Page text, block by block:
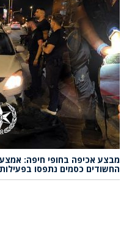
מבצע אכיפה בחופי חיפה:
החשודים כסמים נתפסו